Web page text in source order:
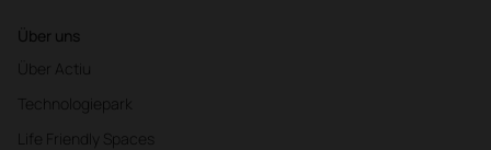
Über uns
Über Actiu
Technologiepark
Life Friendly Spaces